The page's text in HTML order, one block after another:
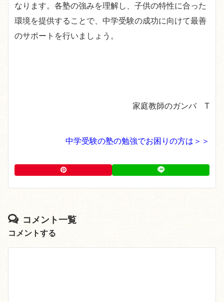
なります。各塾の強みを理解し、子供の特性に合った
環境を提供することで、中学受験の成功に向けて最善
のサポートを行いましょう。
家庭教師のガンバ T
中学受験の塾の勉強でお困りの方は＞＞
コメント一覧
コメントする